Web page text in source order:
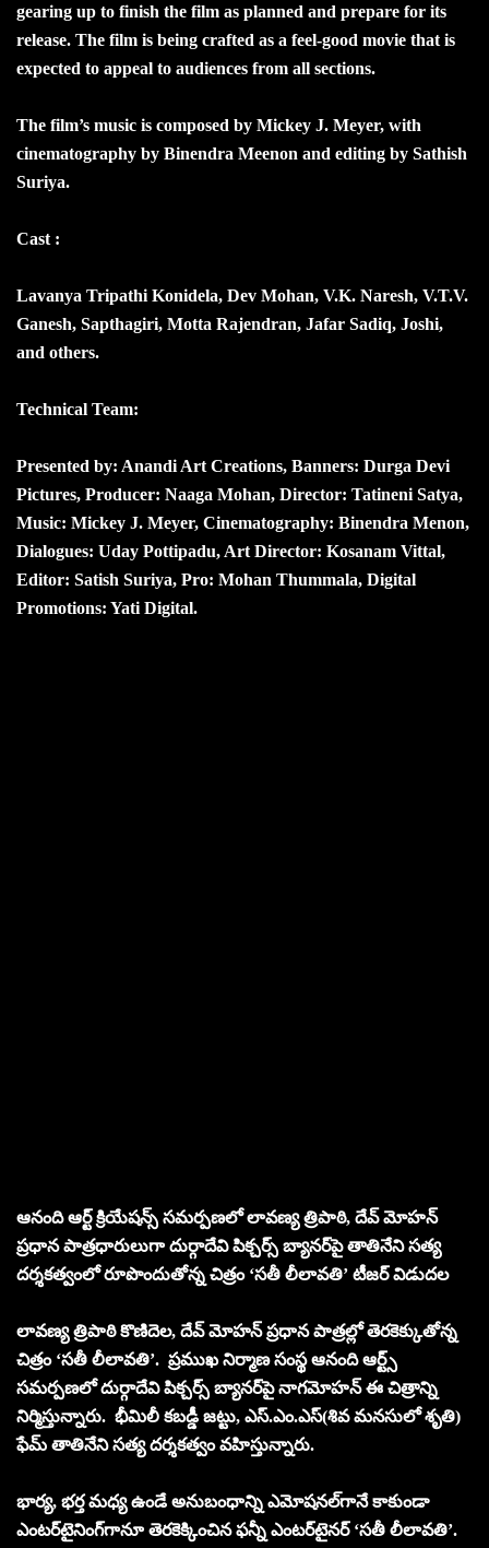
gearing up to finish the film as planned and prepare for its
release. The film is being crafted as a feel-good movie that is
expected to appeal to audiences from all sections.
The film’s music is composed by Mickey J. Meyer, with
cinematography by Binendra Meenon and editing by Sathish
Suriya.
Cast :
Lavanya Tripathi Konidela, Dev Mohan, V.K. Naresh, V.T.V.
Ganesh, Sapthagiri, Motta Rajendran, Jafar Sadiq, Joshi,
and others.
Technical Team:
Presented by: Anandi Art Creations, Banners: Durga Devi
Pictures, Producer: Naaga Mohan, Director: Tatineni Satya,
Music: Mickey J. Meyer, Cinematography: Binendra Menon,
Dialogues: Uday Pottipadu, Art Director: Kosanam Vittal,
Editor: Satish Suriya, Pro: Mohan Thummala, Digital
Promotions: Yati Digital.
ఆనంది ఆర్ట్ క్రియేష‌న్స్ సమ‌ర్ప‌ణ‌లో లావ‌ణ్య త్రిపాఠి, దేవ్ మోహ‌న్
ప్ర‌ధాన పాత్ర‌ధారులుగా దుర్గాదేవి పిక్చ‌ర్స్ బ్యాన‌ర్‌పై తాతినేని స‌త్య
ద‌ర్శ‌క‌త్వంలో రూపొందుతోన్న చిత్రం ‘సతీ లీలావతి’ టీజర్ విడుదల
లావ‌ణ్య త్రిపాఠి కొణిదెల, దేవ్ మోహన్ ప్ర‌ధాన పాత్ర‌ల్లో తెరకెక్కుతోన్న
చిత్రం ‘సతీ లీలావతి’. ప్రముఖ నిర్మాణ సంస్థ ఆనంది ఆర్ట్స్
సమర్పణలో దుర్గాదేవి పిక్చ‌ర్స్ బ్యానర్‌పై నాగ‌మోహ‌న్ ఈ చిత్రాన్ని
నిర్మిస్తున్నారు. భీమిలీ కబడ్డీ జట్టు, ఎస్‌.ఎం.ఎస్‌(శివ మ‌న‌సులో శృతి)
ఫేమ్ తాతినేని స‌త్య దర్శకత్వం వహిస్తున్నారు.
భార్య‌, భ‌ర్త మ‌ధ్య ఉండే అనుబంధాన్ని ఎమోష‌నల్‌గానే కాకుండా
ఎంట‌ర్‌టైనింగ్‌గానూ తెర‌కెక్కించిన ఫ‌న్నీ ఎంట‌ర్‌టైన‌ర్ ‘సతీ లీలావతి’.